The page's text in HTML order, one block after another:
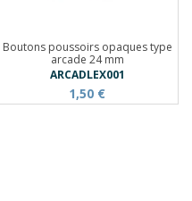
Boutons poussoirs opaques type
arcade 24 mm
ARCADLEX001
1,50 €